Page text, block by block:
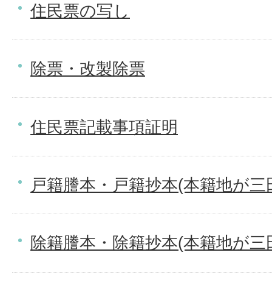
住民票の写し
除票・改製除票
住民票記載事項証明
戸籍謄本・戸籍抄本(本籍地が三
除籍謄本・除籍抄本(本籍地が三